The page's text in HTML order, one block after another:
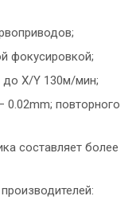
фокусировкой;
X/Y 130м/мин;
0.02mm; повторного
составляет более